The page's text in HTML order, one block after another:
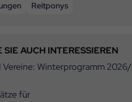
Reitponys
SIE AUCH INTERESSIEREN
Winterprogramm 2026/
für